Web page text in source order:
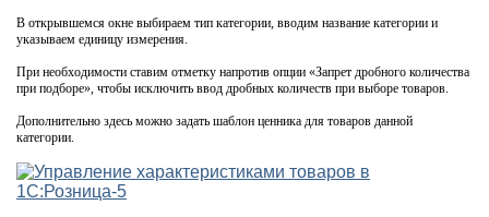
В открывшемся окне выбираем тип категории, вводим название категории и
указываем единицу измерения.
При необходимости ставим отметку напротив опции «Запрет дробного количества
при подборе», чтобы исключить ввод дробных количеств при выборе товаров.
Дополнительно здесь можно задать шаблон ценника для товаров данной
категории.